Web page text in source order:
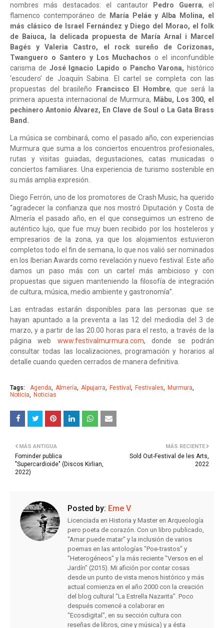
nombres más destacados: el cantautor
Pedro Guerra, el
flamenco contemporáneo de
María Peláe y Alba Molina, el
más clásico de Israel Fernández y Diego del Morao, el folk
de Baiuca, la delicada propuesta de María Arnal i Marcel
Bagés y Valeria Castro, el rock sureño de Corizonas,
Twanguero o Santero y Los Muchachoso el inconfundible
carisma de José Ignacio Lapido o Pancho Varona, histórico
‘escudero’ de Joaquín Sabina. El cartel se completa con las
propuestas del brasileño
Francisco El Hombre, que será la
primera apuesta internacional de Murmura, Mäbu, Los 300, el
pechinero Antonio Álvarez, En Clave de Soul o La Gata Brass
Band.
La música se combinará, como el pasado año, con experiencias
Murmura que suma a los conciertos encuentros profesionales,
rutas y visitas guiadas, degustaciones, catas musicadas o
conciertos familiares. Una experiencia de turismo sostenible en
su más amplia expresión.
Diego Ferrón, uno de los promotores de Crash Music, ha querido
“agradecer la confianza que nos mostró Diputación y Costa de
Almería el pasado año, en el que conseguimos un estreno de
auténtico lujo, que fue muy buen recibido por los hosteleros y
empresarios de la zona, ya que los alojamientos estuvieron
completos todo el fin de semana, lo que nos valió ser nominados
en los Iberian Awards como revelación y nuevo festival. Este año
damos un paso más con un cartel más ambicioso y con
propuestas que siguen manteniendo la filosofía de integración
de cultura, música, medio ambiente y gastronomía”.
Las entradas estarán disponibles para las personas que se
hayan apuntado a la preventa a las 12 del mediodía del 3 de
marzo, y a partir de las 20.00 horas para el resto, a través de la
página web www.festivalmurmura.com, donde se podrán
consultar todas las localizaciones, programación y horarios al
detalle cuando queden cerrados de manera definitiva.
Tags: Agenda Almería Alpujarra Festival Festivales
Murmura
Noticia
Noticias
MÁS RECIENTE
Sold Out-Festival de les Arts,
2022
MÁS ANTIGUA
Fominder publica
"Supercardioide" (Discos Kirlian,
2022)
Posted by: Eme V
Licenciada en Historia y Master en Arqueología
pero poeta de corazón. Con un libro publicado,
"Amar puede matar" y la inclusión de varios
poemas en las antologías "Poe-trastos" y
"Heterogéneos" y la más reciente "Versos en el
Jardín" (2015). Mi afición por contar cosas
desde un punto de vista menos histórico y más
actual comienza en el año 2000 con la creación
del blog cultural "La Estrella Nazarita". Poco
después comencé a colaborar en
"Ecosdigital", en su sección cultura con
reseñas de libros, cine y música) y a ésta